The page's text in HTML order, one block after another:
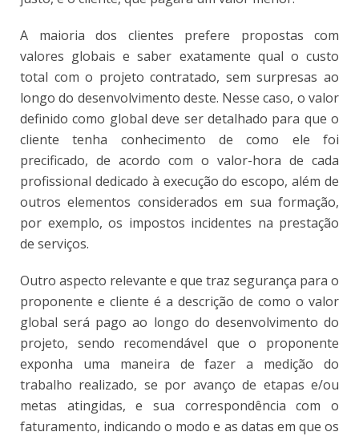
A maioria dos clientes prefere propostas com
valores globais e saber exatamente qual o custo
total com o projeto contratado, sem surpresas ao
longo do desenvolvimento deste. Nesse caso, o valor
definido como global deve ser detalhado para que o
cliente tenha conhecimento de como ele foi
precificado, de acordo com o valor-hora de cada
profissional dedicado à execução do escopo, além de
outros elementos considerados em sua formação,
por exemplo, os impostos incidentes na prestação
de serviços.
Outro aspecto relevante e que traz segurança para o
proponente e cliente é a descrição de como o valor
global será pago ao longo do desenvolvimento do
projeto, sendo recomendável que o proponente
exponha uma maneira de fazer a medição do
trabalho realizado, se por avanço de etapas e/ou
metas atingidas, e sua correspondência com o
faturamento, indicando o modo e as datas em que os